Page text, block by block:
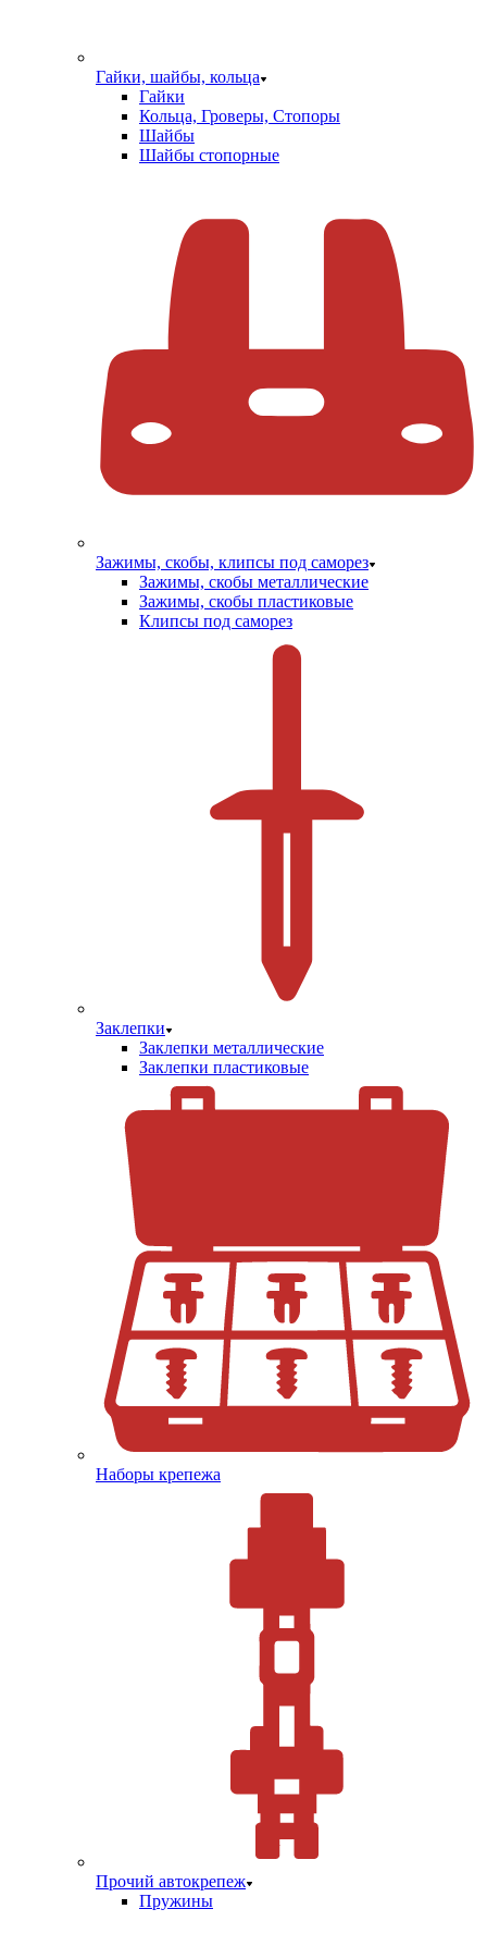
Гайки, шайбы, кольца
Гайки
Кольца, Гроверы, Стопоры
Шайбы
Шайбы стопорные
Зажимы, скобы, клипсы под саморез
Зажимы, скобы металлические
Зажимы, скобы пластиковые
Клипсы под саморез
Заклепки
Заклепки металлические
Заклепки пластиковые
Наборы крепежа
Прочий автокрепеж
Пружины